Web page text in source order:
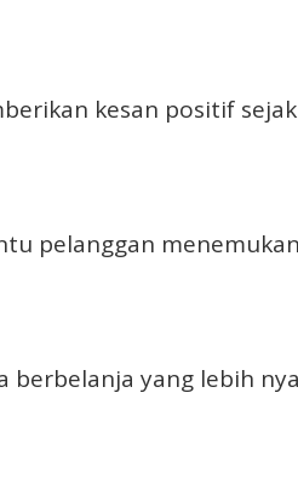
kesan positif
pelanggan
berbelanja yang lebih